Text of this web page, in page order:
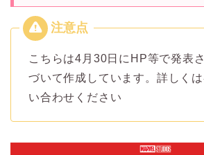
こちらは4月30日にHP等で発表
づいて作成しています。詳しく
い合わせください